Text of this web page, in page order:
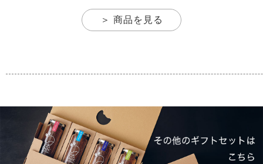
＞ 商品を見る